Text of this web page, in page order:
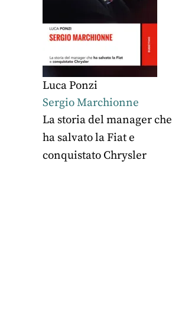
Luca Ponzi
Sergio Marchionne
La storia del manager che
ha salvato la Fiat e
conquistato Chrysler